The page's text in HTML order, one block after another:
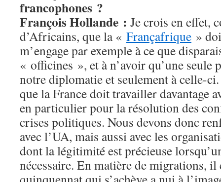
francophones ?
François Hollande : Je crois en effet,
d’Africains, que la « Françafrique »
m’engage par exemple à ce que
« officines », et à n’avoir qu’une seule
notre diplomatie et seulement à celle-
que la France doit travailler davantage
en particulier pour la résolution des
crises politiques. Nous devons donc
avec l’UA, mais aussi avec les
dont la légitimité est précieuse
nécessaire. En matière de migrations, il